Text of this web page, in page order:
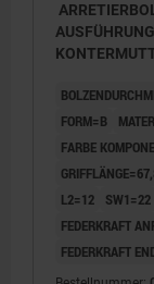
FORM=B
FARBE
L2=12
SW1=22
FEDERKRAFT
FEDERKRAFT